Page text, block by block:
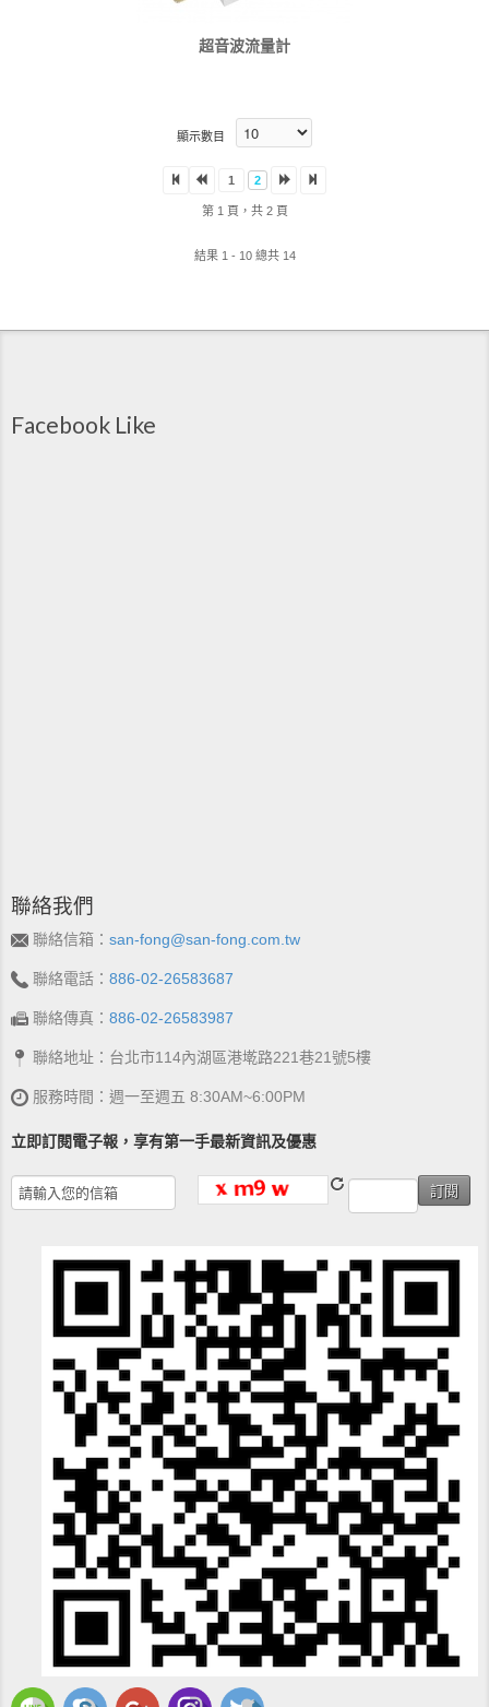
超音波流量計
顯示數目
1 2
第 1 頁，共 2 頁
結果 1 - 10 總共 14
Facebook Like
聯絡我們
聯絡信箱： san-fong@san-fong.com.tw
聯絡電話： 886-02-26583687
聯絡傳真： 886-02-26583987
聯絡地址：台北市114內湖區港墘路221巷21號5樓
服務時間：週一至週五 8:30AM~6:00PM
立即訂閱電子報，享有第一手最新資訊及優惠